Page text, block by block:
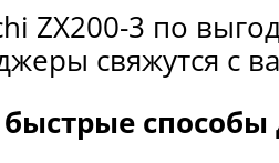
ZX200-3 по
свяжутся с
способы